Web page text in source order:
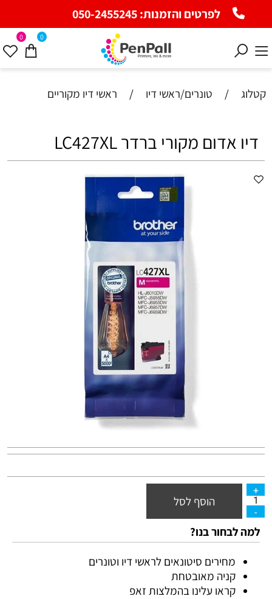
לפרטים והזמנות:050-2455245
0 0
קטלוג / טונרים/ראשי דיו / ראשי דיו מקוריים
דיו אדום מקורי ברדר LC427XL
הוסף לסל
למה לבחור בנו?
מחירים סיטונאים לראשי דיו וטונרים
קניה מאובטחת
קראו עלינו בהמלצות זאפ